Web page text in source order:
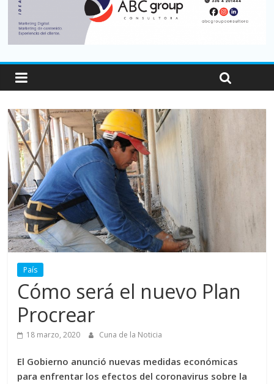
País
Cómo será el nuevo Plan
Procrear
18 marzo, 2020 Cuna de la Noticia
El Gobierno anunció nuevas medidas económicas
para enfrentar los efectos del coronavirus sobre la